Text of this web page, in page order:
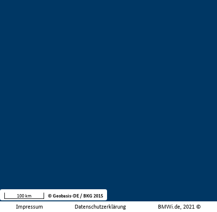
Impressum Datenschutzerklärung BMWi.de, 2021 ©
100 km © Geobasis-DE / BKG 2015